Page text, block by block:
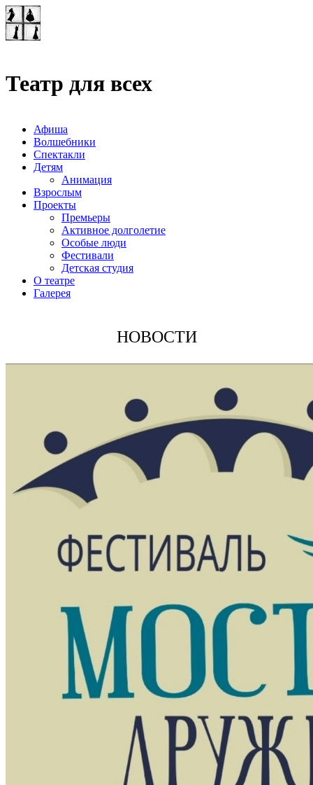
Театр для всех
Афиша
Волшебники
Спектакли
Детям
Анимация
Взрослым
Проекты
Премьеры
Активное долголетие
Особые люди
Фестивали
Детская студия
О театре
Галерея
НОВОСТИ